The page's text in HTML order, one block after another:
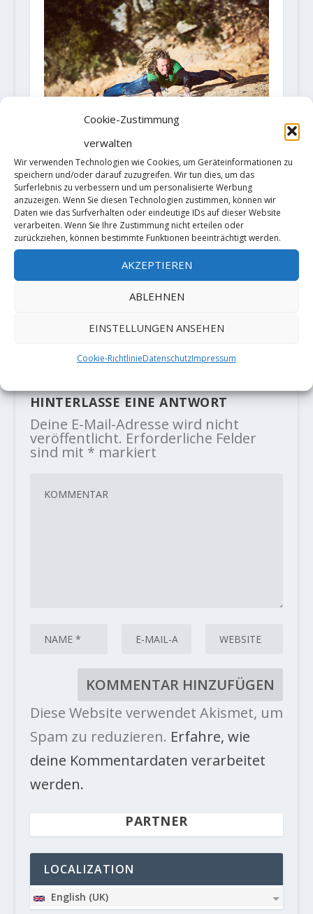
Cookie-Zustimmung
verwalten
Wir verwenden Technologien wie Cookies, um Geräteinformationen zu
speichern und/oder darauf zuzugreifen. Wir tun dies, um das
Surferlebnis zu verbessern und um personalisierte Werbung
anzuzeigen. Wenn Sie diesen Technologien zustimmen, können wir
Daten wie das Surfverhalten oder eindeutige IDs auf dieser Website
verarbeiten. Wenn Sie Ihre Zustimmung nicht erteilen oder
zurückziehen, können bestimmte Funktionen beeinträchtigt werden.
AKZEPTIEREN
ABLEHNEN
EINSTELLUNGEN ANSEHEN
Cookie-RichtlinieDatenschutzImpressum
Michael Kemeter frees "Mentre hi
hagi llum" (8b+/c) on Mont-Rebei
in Spanish Pyrenees
14. Juni 2018
Geoquest-Expedition Kirgistan
12. November 2019
HINTERLASSE EINE ANTWORT
Deine E-Mail-Adresse wird nicht
veröffentlicht. Erforderliche Felder
sind mit * markiert
Diese Website verwendet Akismet, um
Spam zu reduzieren. Erfahre, wie
deine Kommentardaten verarbeitet
werden.
PARTNER
LOCALIZATION
English (UK)